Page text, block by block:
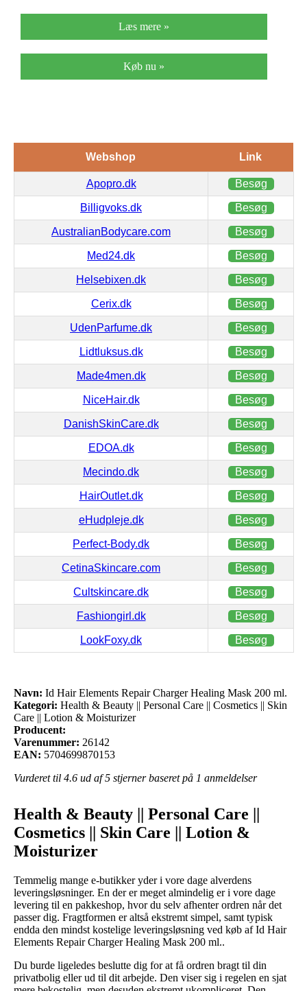
Læs mere »
Køb nu »
Webshop Link
Apopro.dk Besøg
Billigvoks.dk Besøg
AustralianBodycare.com Besøg
Med24.dk Besøg
Helsebixen.dk Besøg
Cerix.dk Besøg
UdenParfume.dk Besøg
Lidtluksus.dk Besøg
Made4men.dk Besøg
NiceHair.dk Besøg
DanishSkinCare.dk Besøg
EDOA.dk Besøg
Mecindo.dk Besøg
HairOutlet.dk Besøg
eHudpleje.dk Besøg
Perfect-Body.dk Besøg
CetinaSkincare.com Besøg
Cultskincare.dk Besøg
Fashiongirl.dk Besøg
LookFoxy.dk Besøg
Navn: Id Hair Elements Repair Charger Healing Mask 200 ml.
Kategori: Health & Beauty || Personal Care || Cosmetics || Skin
Care || Lotion & Moisturizer
Producent:
Varenummer: 26142
EAN: 5704699870153
Vurderet til 4.6 ud af 5 stjerner baseret på 1 anmeldelser
Health & Beauty || Personal Care ||
Cosmetics || Skin Care || Lotion &
Moisturizer
Temmelig mange e-butikker yder i vore dage alverdens
leveringsløsninger. En der er meget almindelig er i vore dage
levering til en pakkeshop, hvor du selv afhenter ordren når det
passer dig. Fragtformen er altså ekstremt simpel, samt typisk
endda den mindst kostelige leveringsløsning ved køb af Id Hair
Elements Repair Charger Healing Mask 200 ml..
Du burde ligeledes beslutte dig for at få ordren bragt til din
privatbolig eller ud til dit arbejde. Den viser sig i regelen en sjat